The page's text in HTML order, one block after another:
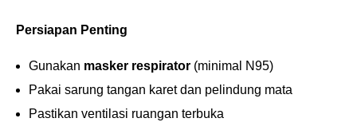
Persiapan Penting
Gunakan masker respirator (minimal N95)
Pakai sarung tangan karet dan pelindung mata
Pastikan ventilasi ruangan terbuka